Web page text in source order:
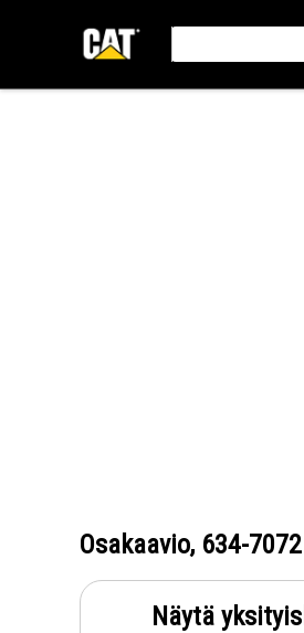
Osakaavio, 634-7072
Näytä